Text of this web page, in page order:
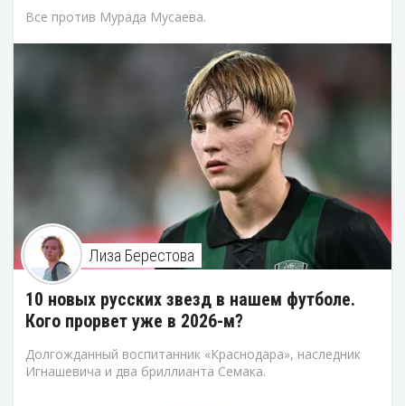
Все против Мурада Мусаева.
Лиза Берестова
10 новых русских звезд в нашем футболе.
Кого прорвет уже в 2026-м?
Долгожданный воспитанник «Краснодара», наследник
Игнашевича и два бриллианта Семака.